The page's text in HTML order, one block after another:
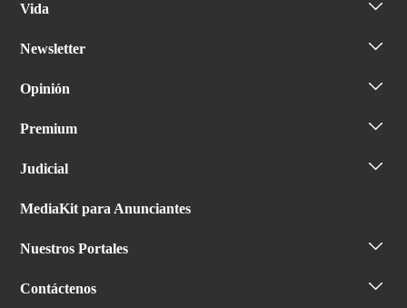
Vida
Newsletter
Opinión
Premium
Judicial
MediaKit para Anunciantes
Nuestros Portales
Contáctenos